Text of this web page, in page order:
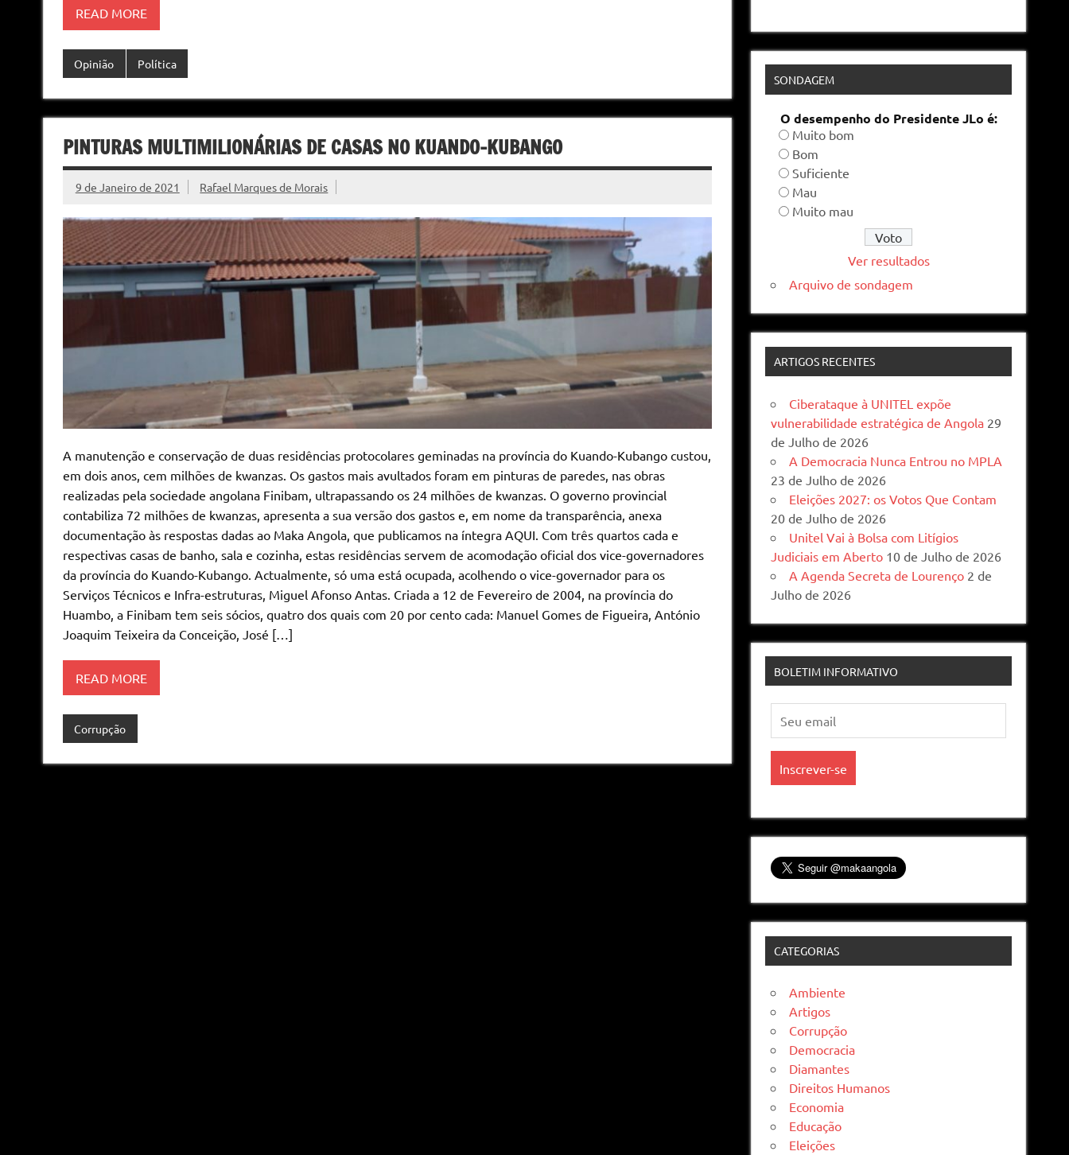
READ MORE
Opinião Política
PINTURAS MULTIMILIONÁRIAS DE CASAS NO KUANDO-KUBANGO
9 de Janeiro de 2021 Rafael Marques de Morais
A manutenção e conservação de duas residências protocolares geminadas na província do Kuando-Kubango custou,
em dois anos, cem milhões de kwanzas. Os gastos mais avultados foram em pinturas de paredes, nas obras
realizadas pela sociedade angolana Finibam, ultrapassando os 24 milhões de kwanzas. O governo provincial
contabiliza 72 milhões de kwanzas, apresenta a sua versão dos gastos e, em nome da transparência, anexa
documentação às respostas dadas ao Maka Angola, que publicamos na íntegra AQUI. Com três quartos cada e
respectivas casas de banho, sala e cozinha, estas residências servem de acomodação oficial dos vice-governadores
da província do Kuando-Kubango. Actualmente, só uma está ocupada, acolhendo o vice-governador para os
Serviços Técnicos e Infra-estruturas, Miguel Afonso Antas. Criada a 12 de Fevereiro de 2004, na província do
Huambo, a Finibam tem seis sócios, quatro dos quais com 20 por cento cada: Manuel Gomes de Figueira, António
Joaquim Teixeira da Conceição, José […]
READ MORE
Corrupção
SONDAGEM
O desempenho do Presidente JLo é:
Muito bom
Bom
Suficiente
Mau
Muito mau
Ver resultados
Arquivo de sondagem
ARTIGOS RECENTES
Ciberataque à UNITEL expõe
vulnerabilidade estratégica de Angola 29
de Julho de 2026
A Democracia Nunca Entrou no MPLA
23 de Julho de 2026
Eleições 2027: os Votos Que Contam
20 de Julho de 2026
Unitel Vai à Bolsa com Litígios
Judiciais em Aberto 10 de Julho de 2026
A Agenda Secreta de Lourenço 2 de
Julho de 2026
BOLETIM INFORMATIVO
CATEGORIAS
Ambiente
Artigos
Corrupção
Democracia
Diamantes
Direitos Humanos
Economia
Educação
Eleições